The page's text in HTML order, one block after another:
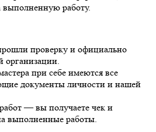
работу.
проверку и официально
при себе имеются все
документы личности и нашей
— вы получаете чек и
выполненные работы.